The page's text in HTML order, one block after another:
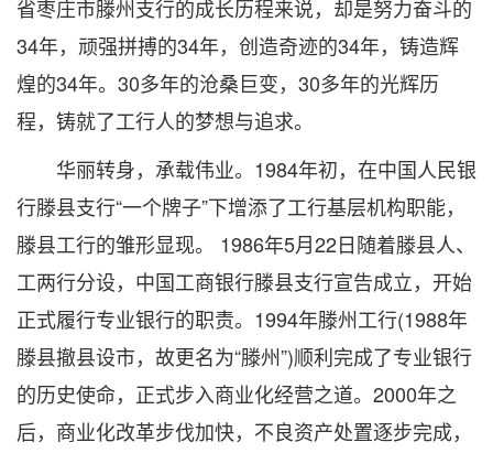
省枣庄市滕州支行的成长历程来说，却是努力奋斗的
34年，顽强拼搏的34年，创造奇迹的34年，铸造辉
煌的34年。30多年的沧桑巨变，30多年的光辉历
程，铸就了工行人的梦想与追求。
华丽转身，承载伟业。1984年初，在中国人民银
行滕县支行“一个牌子”下增添了工行基层机构职能，
滕县工行的雏形显现。 1986年5月22日随着滕县人、
工两行分设，中国工商银行滕县支行宣告成立，开始
正式履行专业银行的职责。1994年滕州工行(1988年
滕县撤县设市，故更名为“滕州”)顺利完成了专业银行
的历史使命，正式步入商业化经营之道。2000年之
后，商业化改革步伐加快，不良资产处置逐步完成，